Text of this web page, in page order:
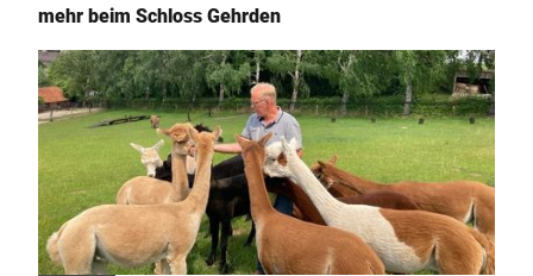
mehr beim Schloss Gehrden